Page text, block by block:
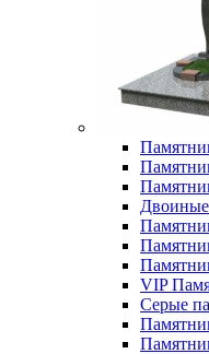
VIP
Серые